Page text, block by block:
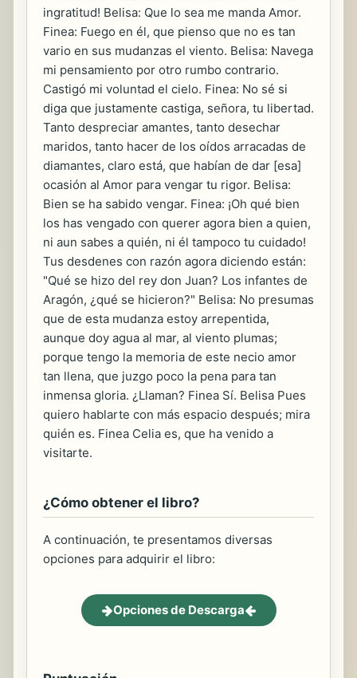
ingratitud! Belisa: Que lo sea me manda Amor.
Finea: Fuego en él, que pienso que no es tan
vario en sus mudanzas el viento. Belisa: Navega
mi pensamiento por otro rumbo contrario.
Castigó mi voluntad el cielo. Finea: No sé si
diga que justamente castiga, señora, tu libertad.
Tanto despreciar amantes, tanto desechar
maridos, tanto hacer de los oídos arracadas de
diamantes, claro está, que habían de dar [esa]
ocasión al Amor para vengar tu rigor. Belisa:
Bien se ha sabido vengar. Finea: ¡Oh qué bien
los has vengado con querer agora bien a quien,
ni aun sabes a quién, ni él tampoco tu cuidado!
Tus desdenes con razón agora diciendo están:
"Qué se hizo del rey don Juan? Los infantes de
Aragón, ¿qué se hicieron?" Belisa: No presumas
que de esta mudanza estoy arrepentida,
aunque doy agua al mar, al viento plumas;
porque tengo la memoria de este necio amor
tan llena, que juzgo poco la pena para tan
inmensa gloria. ¿Llaman? Finea Sí. Belisa Pues
quiero hablarte con más espacio después; mira
quién es. Finea Celia es, que ha venido a
visitarte.
¿Cómo obtener el libro?
A continuación, te presentamos diversas
opciones para adquirir el libro:
Opciones de Descarga